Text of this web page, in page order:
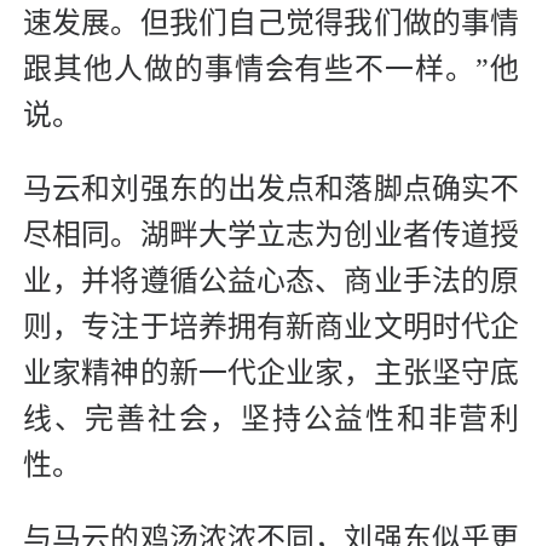
速发展。但我们自己觉得我们做的事情
跟其他人做的事情会有些不一样。”他
说。
马云和刘强东的出发点和落脚点确实不
尽相同。湖畔大学立志为创业者传道授
业，并将遵循公益心态、商业手法的原
则，专注于培养拥有新商业文明时代企
业家精神的新一代企业家，主张坚守底
线、完善社会，坚持公益性和非营利
性。
与马云的鸡汤浓浓不同，刘强东似乎更